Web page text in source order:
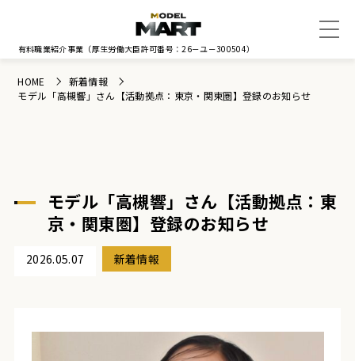
有料職業紹介事業 （厚生労働大臣許可番号：26－ユ－300504）
HOME
新着情報
モデル「高槻響」さん【活動拠点：東京・関東圏】登録のお知らせ
モデル「高槻響」さん【活動拠点：東
京・関東圏】登録のお知らせ
2026.05.07 新着情報